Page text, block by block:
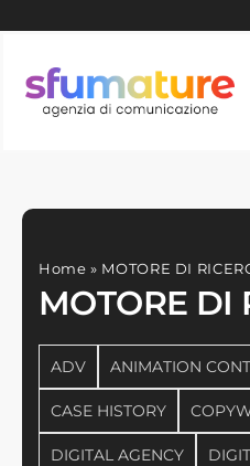
content
AGENZIA
SETTORI
SITE AUDIT GRATUITO
Home » MOTORE DI
MOTORE DI
ADV ANIMATION
CASE HISTORY
DIGITAL AGENCY